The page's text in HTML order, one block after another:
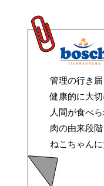
管理の行き
健康的に大
人間が食べ
肉の由来段
ねこちゃん